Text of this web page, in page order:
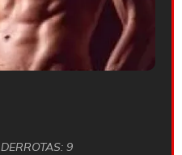
DERROTAS: 9